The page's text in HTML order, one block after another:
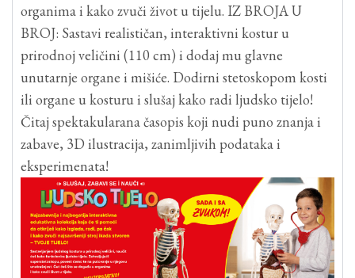
organima i kako zvuči život u tijelu. IZ BROJA U
BROJ: Sastavi realističan, interaktivni kostur u
prirodnoj veličini (110 cm) i dodaj mu glavne
unutarnje organe i mišiće. Dodirni stetoskopom kosti
ili organe u kosturu i slušaj kako radi ljudsko tijelo!
Čitaj spektakularana časopis koji nudi puno znanja i
zabave, 3D ilustracija, zanimljivih podataka i
eksperimenata!